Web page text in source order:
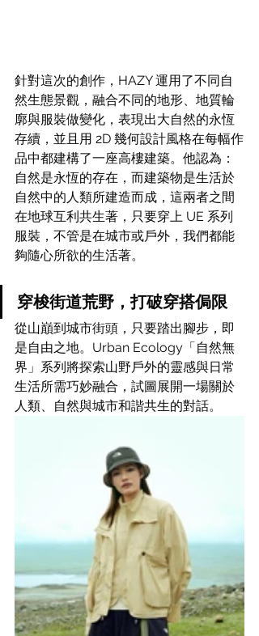
針對這次的創作，HAZY 運用了不同自
然生態景觀，融合不同的地形、地質輪
廓與服裝做變化，表現出大自然的永恆
存續，並且用 2D 幾何設計風格在每幅作
品中都建構了一座高樓建築。他認為：
自然是永恆的存在，而建築物是生活於
自然中的人類所建造而成，這兩者之間
在地球互利共生著，只要穿上 UE 系列
服裝，不管是在城市或戶外，我們都能
夠隨心所欲的生活著。
穿梭街道荒野，打破穿搭侷限
從山巔到城市街頭，只要踏出腳步，即
是自由之地。Urban Ecology「自然無
界」系列將探索山野戶外的靈感與日常
生活所需巧妙融合，試圖展開一場關於
人類、自然與城市和諧共生的對話。